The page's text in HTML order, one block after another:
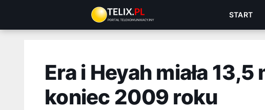
treści
START
Era i Heyah miała
koniec 2009 roku